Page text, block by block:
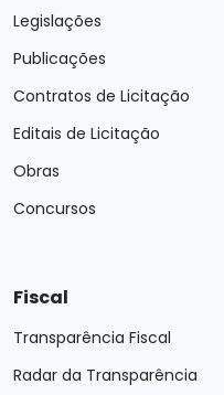
Legislações
Publicações
Contratos de Licitação
Editais de Licitação
Obras
Concursos
Fiscal
Transparência Fiscal
Radar da Transparência